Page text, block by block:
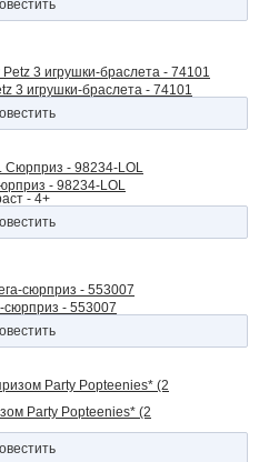
3 игрушки-браслета - 74101
- 98234-LOL
- 4+
сюрприз - 553007
Party Popteenies* (2